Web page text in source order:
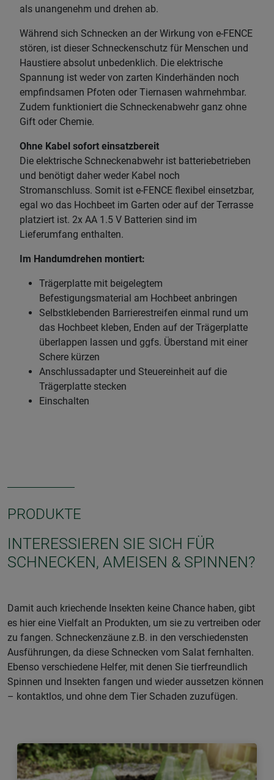
als unangenehm und drehen ab.
Während sich Schnecken an der Wirkung von e-FENCE
stören, ist dieser Schneckenschutz für Menschen und
Haustiere absolut unbedenklich. Die elektrische
Spannung ist weder von zarten Kinderhänden noch
empfindsamen Pfoten oder Tiernasen wahrnehmbar.
Zudem funktioniert die Schneckenabwehr ganz ohne
Gift oder Chemie.
Ohne Kabel sofort einsatzbereit
Die elektrische Schneckenabwehr ist batteriebetrieben
und benötigt daher weder Kabel noch
Stromanschluss. Somit ist e-FENCE flexibel einsetzbar,
egal wo das Hochbeet im Garten oder auf der Terrasse
platziert ist. 2x AA 1.5 V Batterien sind im
Lieferumfang enthalten.
Im Handumdrehen montiert:
Trägerplatte mit beigelegtem
Befestigungsmaterial am Hochbeet anbringen
Selbstklebenden Barrierestreifen einmal rund um
das Hochbeet kleben, Enden auf der Trägerplatte
überlappen lassen und ggfs. Überstand mit einer
Schere kürzen
Anschlussadapter und Steuereinheit auf die
Trägerplatte stecken
Einschalten
PRODUKTE
INTERESSIEREN SIE SICH FÜR
SCHNECKEN, AMEISEN & SPINNEN?
Damit auch kriechende Insekten keine Chance haben, gibt
es hier eine Vielfalt an Produkten, um sie zu vertreiben oder
zu fangen. Schneckenzäune z.B. in den verschiedensten
Ausführungen, da diese Schnecken vom Salat fernhalten.
Ebenso verschiedene Helfer, mit denen Sie tierfreundlich
Spinnen und Insekten fangen und wieder aussetzen können
– kontaktlos, und ohne dem Tier Schaden zuzufügen.